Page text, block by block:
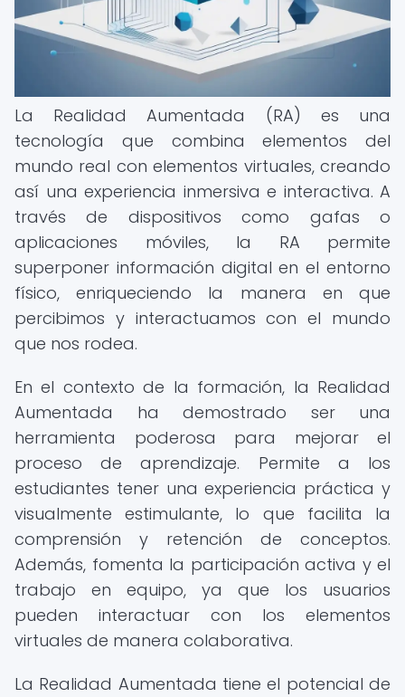
La Realidad Aumentada (RA) es una
tecnología que combina elementos del
mundo real con elementos virtuales, creando
así una experiencia inmersiva e interactiva. A
través de dispositivos como gafas o
aplicaciones móviles, la RA permite
superponer información digital en el entorno
físico, enriqueciendo la manera en que
percibimos y interactuamos con el mundo
que nos rodea.
En el contexto de la formación, la Realidad
Aumentada ha demostrado ser una
herramienta poderosa para mejorar el
proceso de aprendizaje. Permite a los
estudiantes tener una experiencia práctica y
visualmente estimulante, lo que facilita la
comprensión y retención de conceptos.
Además, fomenta la participación activa y el
trabajo en equipo, ya que los usuarios
pueden interactuar con los elementos
virtuales de manera colaborativa.
La Realidad Aumentada tiene el potencial de